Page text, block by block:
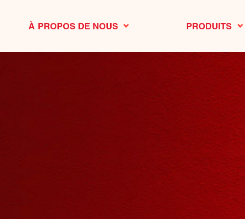
À PROPOS DE NOUS PRODUITS